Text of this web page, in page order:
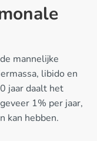
mannelijke
libido en
jaar daalt het
1% per jaar,
kan hebben.